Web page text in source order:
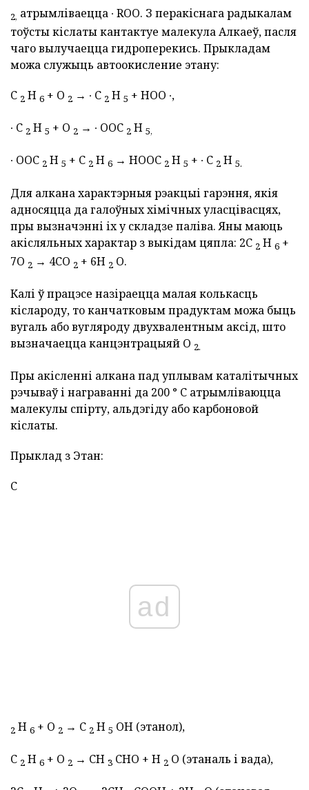
2, атрымліваецца ∙ ROO. З перакіснага радыкалам
тоўсты кіслаты кантактуе малекула Алкаеў, пасля
чаго вылучаецца гидроперекись. Прыкладам
можа служыць автоокисление этану:
C 2 H 6 + O 2 → ∙ C 2 H 5 + HOO ∙,
∙ C 2 H 5 + O 2 → ∙ OOC 2 H 5,
∙ OOC 2 H 5 + C 2 H 6 → HOOC 2 H 5 + ∙ C 2 H 5.
Для алкана характэрныя рэакцыі гарэння, якія
адносяцца да галоўных хімічных уласцівасцях,
пры вызначэнні іх у складзе паліва. Яны маюць
акісляльных характар з выкідам цяпла: 2C 2 H 6 +
7O 2 → 4CO 2 + 6H 2 O.
Калі ў працэсе назіраецца малая колькасць
кіслароду, то канчатковым прадуктам можа быць
вугаль або вугляроду двухвалентным аксід, што
вызначаецца канцэнтрацыяй O 2.
Пры акісленні алкана пад уплывам каталітычных
рэчываў і награванні да 200 ° C атрымліваюцца
малекулы спірту, альдэгіду або карбоновой
кіслаты.
Прыклад з Этан:
C
ad
2 H 6 + O 2 → C 2 H 5 OH (этанол),
C 2 H 6 + O 2 → CH 3 CHO + H 2 O (этаналь і вада),